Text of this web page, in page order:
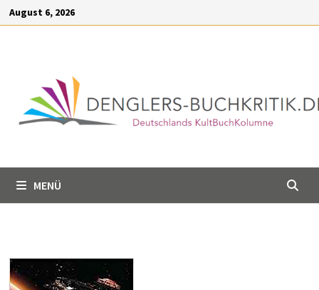
springen
Zum
Inhalt
August 6, 2026
MENÜ